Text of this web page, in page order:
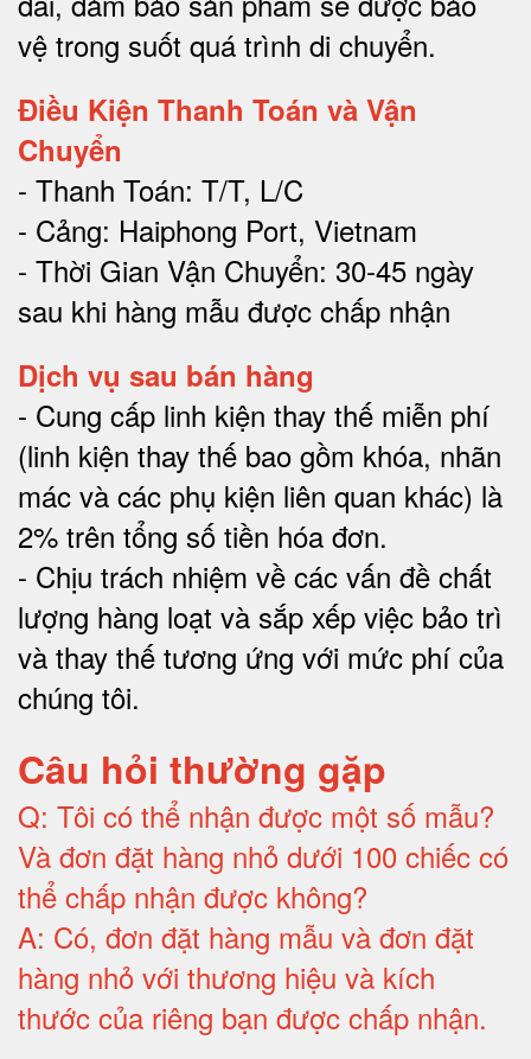
vệ trong suốt quá trình di chuyển.
Điều Kiện Thanh Toán và Vận
Chuyển
- Thanh Toán: T/T, L/C
- Cảng: Haiphong Port, Vietnam
- Thời Gian Vận Chuyển: 30-45 ngày
sau khi hàng mẫu được chấp nhận
Dịch vụ sau bán hàng
- Cung cấp linh kiện thay thế miễn phí
(linh kiện thay thế bao gồm khóa, nhãn
mác và các phụ kiện liên quan khác) là
2% trên tổng số tiền hóa đơn.
- Chịu trách nhiệm về các vấn đề chất
lượng hàng loạt và sắp xếp việc bảo trì
và thay thế tương ứng với mức phí của
chúng tôi.
Câu hỏi thường gặp
Q: Tôi có thể nhận được một số mẫu?
Và đơn đặt hàng nhỏ dưới 100 chiếc có
thể chấp nhận được không?
A: Có, đơn đặt hàng mẫu và đơn đặt
hàng nhỏ với thương hiệu và kích
thước của riêng bạn được chấp nhận.